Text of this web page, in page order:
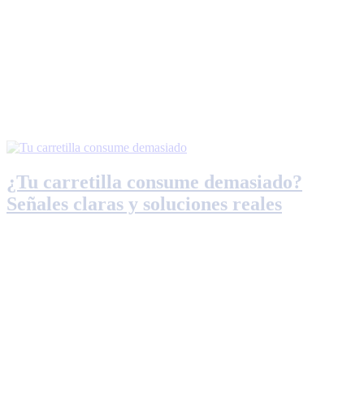
¿Tu carretilla consume demasiado?
Señales claras y soluciones reales